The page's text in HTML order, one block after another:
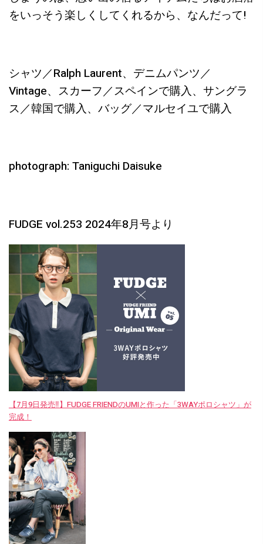
をいっそう楽しくしてくれるから、なんだって!
シャツ／Ralph Laurent、デニムパンツ／
Vintage、スカーフ／スペインで購入、サングラ
ス／韓国で購入、バッグ／マルセイユで購入
photograph: Taniguchi Daisuke
FUDGE vol.253 2024年8月号より
【7月9日発売‼︎】FUDGE FRIENDのUMIと作った「3WAYポロシャツ」が
完成！